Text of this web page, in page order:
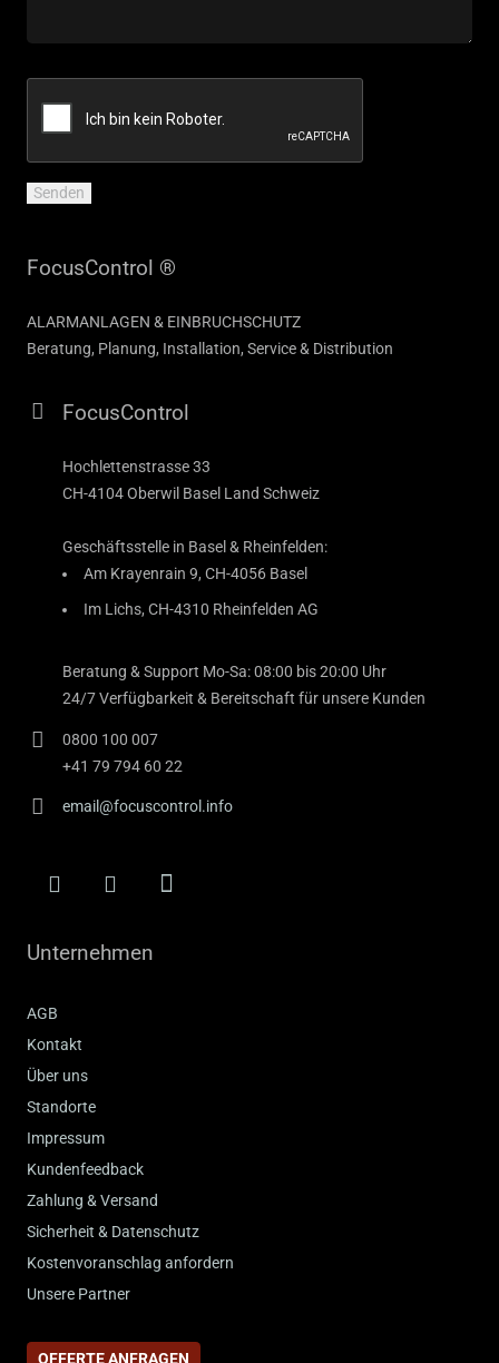
FocusControl ®
ALARMANLAGEN & EINBRUCHSCHUTZ
Beratung, Planung, Installation, Service & Distribution
FocusControl
Hochlettenstrasse 33
CH-4104 Oberwil Basel Land Schweiz
Geschäftsstelle in Basel & Rheinfelden:
Am Krayenrain 9, CH-4056 Basel
Im Lichs, CH-4310 Rheinfelden AG
Beratung & Support Mo-Sa: 08:00 bis 20:00 Uhr
24/7 Verfügbarkeit & Bereitschaft für unsere Kunden
0800 100 007
+41 79 794 60 22
email@focuscontrol.info
Unternehmen
AGB
Kontakt
Über uns
Standorte
Impressum
Kundenfeedback
Zahlung & Versand
Sicherheit & Datenschutz
Kostenvoranschlag anfordern
Unsere Partner
OFFERTE ANFRAGEN